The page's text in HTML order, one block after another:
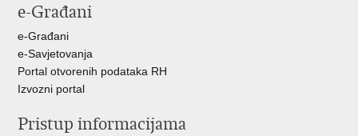
FacebookuTwitteru
e-Građani
e-Građani
e-Savjetovanja
Portal otvorenih podataka RH
Izvozni portal
Pristup informacijama